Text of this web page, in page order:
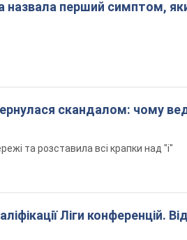
перший симптом,
скандалом: чому
та розставила всі крапки над "і"
Ліги конференцій.